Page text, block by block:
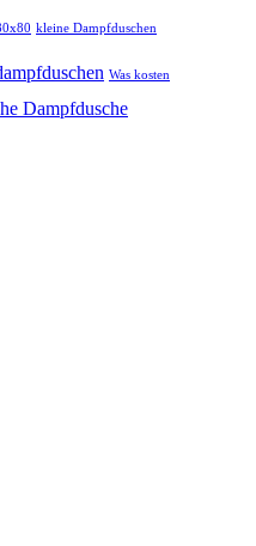
kleine Dampfduschen
Was kosten
Dampfdusche